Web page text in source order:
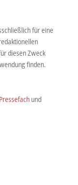
für eine
diesen Zweck
finden.
und